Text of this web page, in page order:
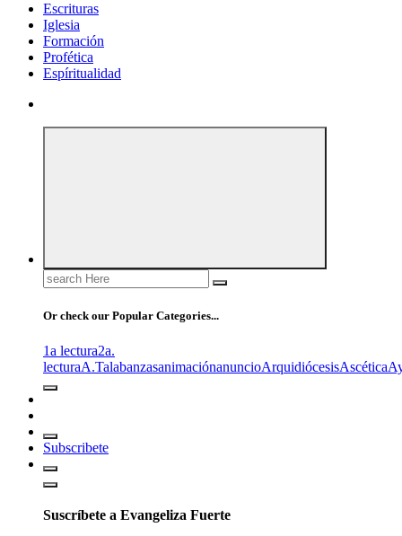
Escrituras
Iglesia
Formación
Profética
Espíritualidad
Search
for:
Or check our Popular Categories...
1a lectura2a.
lecturaA.TalabanzasanimaciónanuncioArquidiócesisAscética
Subscribete
Suscríbete a Evangeliza Fuerte